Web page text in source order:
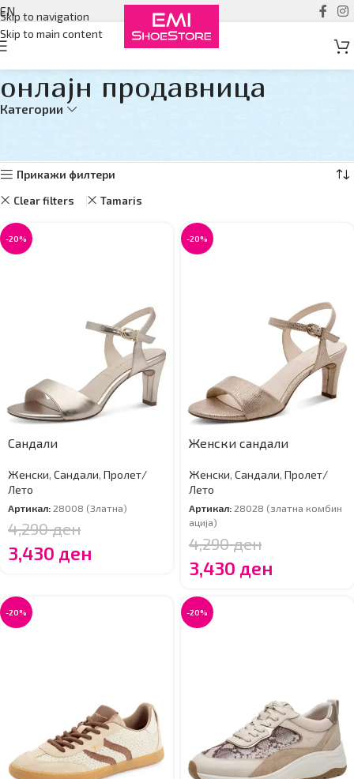
Skip to navigation
Skip to main content
EN
онлајн продавница
Категории
Прикажи филтери
Clear filters Tamaris
-20%
Сандали
Женски, Сандали, Пролет/
Лето
Артикал:28008 (Златна)
4,290ден
3,430 ден
-20%
Женски сандали
Женски, Сандали, Пролет/
Лето
Артикал:28028 (златна комбин
ација)
4,290ден
3,430 ден
-20% -20%